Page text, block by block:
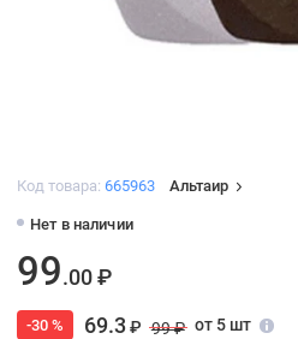
Код товара: 665963 Альтаир
Нет в наличии
99.00 ₽
-30 % 69.3₽ 99 ₽ от 5 шт